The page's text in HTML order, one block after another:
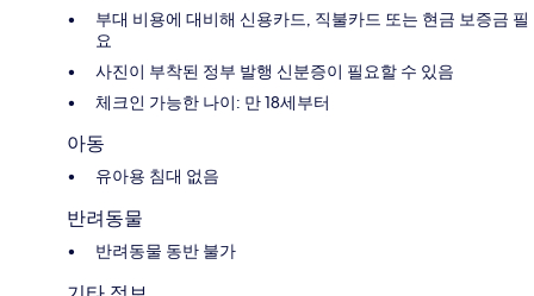
부대 비용에 대비해 신용카드, 직불카드 또는 현금 보증금 필
요
사진이 부착된 정부 발행 신분증이 필요할 수 있음
체크인 가능한 나이: 만 18세부터
아동
유아용 침대 없음
반려동물
반려동물 동반 불가